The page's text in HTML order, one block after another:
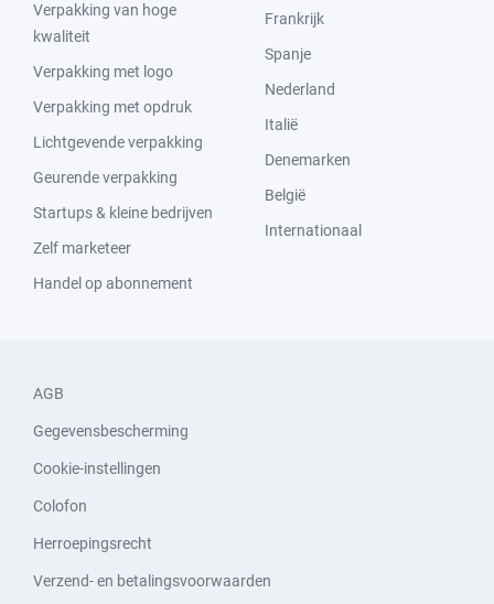
Verpakking van hoge
kwaliteit
Verpakking met logo
Verpakking met opdruk
Lichtgevende verpakking
Geurende verpakking
Startups & kleine bedrijven
Zelf marketeer
Handel op abonnement
Frankrijk
Spanje
Nederland
Italië
Denemarken
België
Internationaal
AGB
Gegevensbescherming
Cookie-instellingen
Colofon
Herroepingsrecht
Verzend- en betalingsvoorwaarden